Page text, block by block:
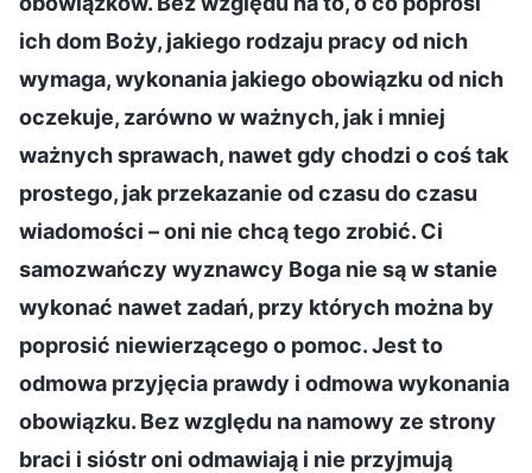
ich dom Boży, jakiego rodzaju pracy od nich
wymaga, wykonania jakiego obowiązku od nich
oczekuje, zarówno w ważnych, jak i mniej
ważnych sprawach, nawet gdy chodzi o coś tak
prostego, jak przekazanie od czasu do czasu
wiadomości – oni nie chcą tego zrobić. Ci
samozwańczy wyznawcy Boga nie są w stanie
wykonać nawet zadań, przy których można by
poprosić niewierzącego o pomoc. Jest to
odmowa przyjęcia prawdy i odmowa wykonania
obowiązku. Bez względu na namowy ze strony
braci i sióstr oni odmawiają i nie przyjmują